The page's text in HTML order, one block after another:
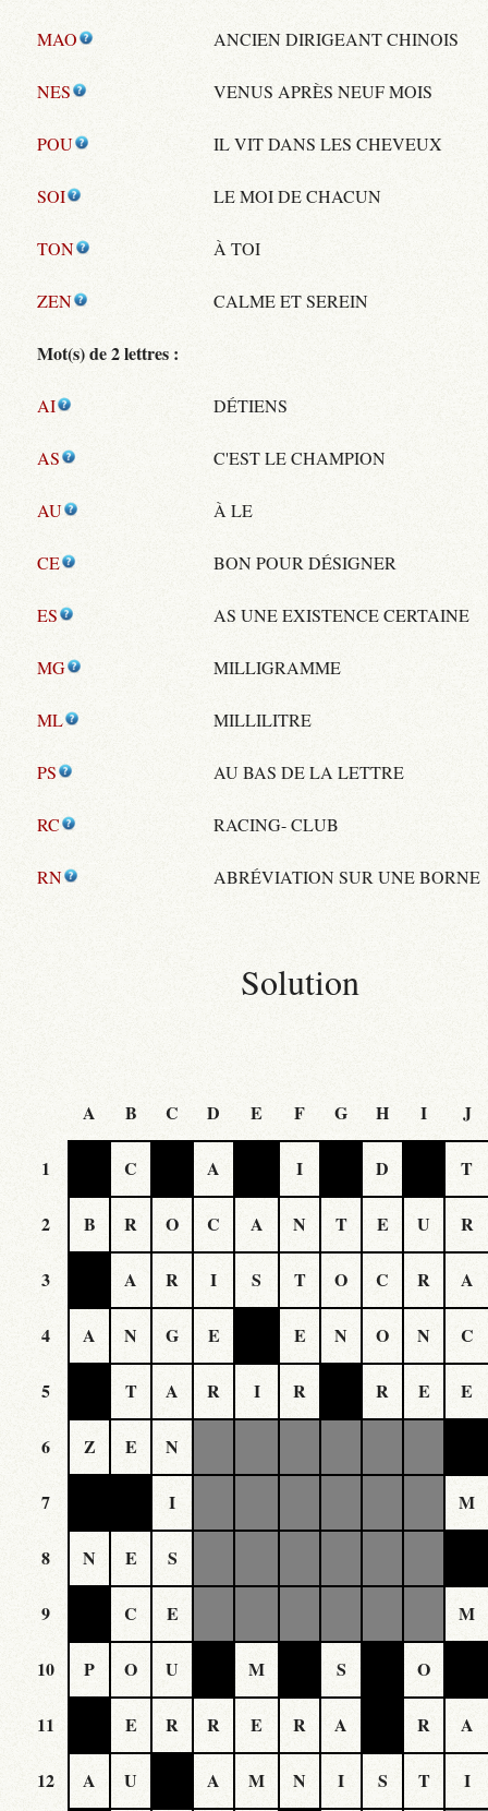
MAO ANCIEN DIRIGEANT CHINOIS
NES VENUS APRÈS NEUF MOIS
POU IL VIT DANS LES CHEVEUX
SOI LE MOI DE CHACUN
TON À TOI
ZEN CALME ET SEREIN
Mot(s) de 2 lettres :
AI DÉTIENS
AS C'EST LE CHAMPION
AU À LE
CE BON POUR DÉSIGNER
ES AS UNE EXISTENCE CERTAINE
MG MILLIGRAMME
ML MILLILITRE
PS AU BAS DE LA LETTRE
RC RACING- CLUB
RN ABRÉVIATION SUR UNE BORNE
Solution
A B C D E F G H I J
1 C A I D T
2 B R O C A N T E U R
3 A R I S T O C R A
4 A N G E E N O N C
5 T A R I R R E E
6 Z E N
7 I M
8 N E S
9 C E M
10 P O U M S O
11 E R R E R A R A
12 A U A M N I S T I